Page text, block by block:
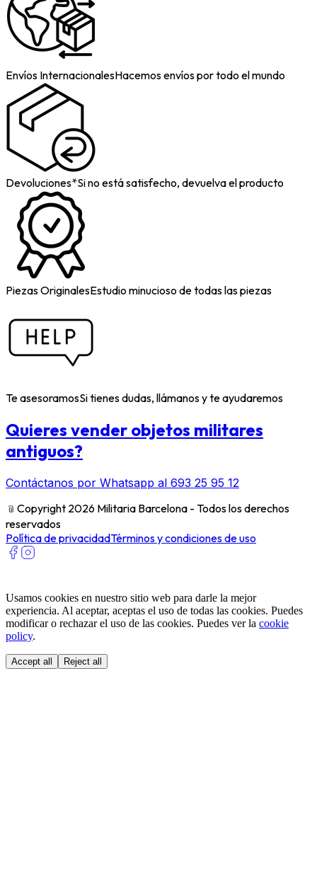
Envíos InternacionalesHacemos envíos por todo el mundo
Devoluciones*Si no está satisfecho, devuelva el producto
Piezas OriginalesEstudio minucioso de todas las piezas
Te asesoramosSi tienes dudas, llámanos y te ayudaremos
Quieres vender objetos militares
antiguos?
Contáctanos por Whatsapp al 693 25 95 12
﹫ Copyright 2026 Militaria Barcelona - Todos los derechos
reservados
Política de privacidadTérminos y condiciones de uso
Usamos cookies en nuestro sitio web para darle la mejor
experiencia. Al aceptar, aceptas el uso de todas las cookies. Puedes
modificar o rechazar el uso de las cookies. Puedes ver la cookie
policy.
Accept all Reject all